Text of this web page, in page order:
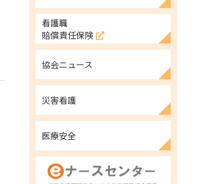
看護職
賠償責任保険
協会ニュース
災害看護
医療安全